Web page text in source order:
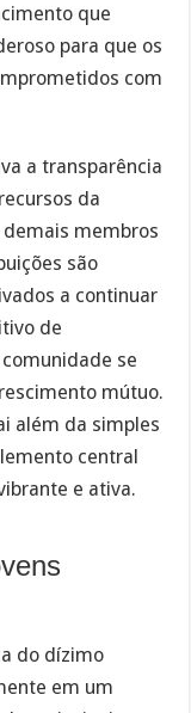
que
para que os
com
a transparência
da
demais membros
são
a continuar
de
se
mútuo.
além da simples
central
e ativa.
do dízimo
em um